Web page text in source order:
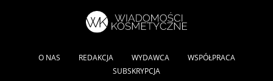
O NAS REDAKCJA WYDAWCA
WSPÓŁPRACA
SUBSKRYPCJA